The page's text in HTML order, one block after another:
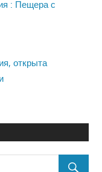
: Пещера с
открыта